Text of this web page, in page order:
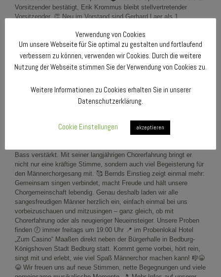
Verwendung von Cookies
Um unsere Webseite für Sie optimal zu gestalten und fortlaufend
verbessern zu können, verwenden wir Cookies. Durch die weitere
Nutzung der Webseite stimmen Sie der Verwendung von Cookies zu.
Weitere Informationen zu Cookies erhalten Sie in unserer
Datenschutzerklärung.
Cookie Einstellungen akzeptieren